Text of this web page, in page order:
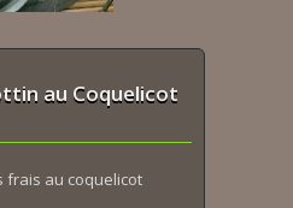
au Coquelicot
frais au coquelicot